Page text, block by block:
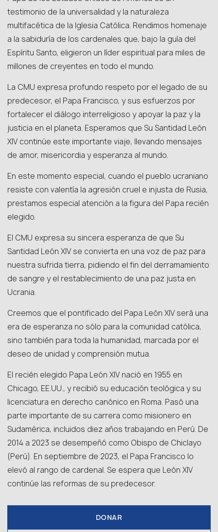
testimonio de la universalidad y la naturaleza
multifacética de la Iglesia Católica. Rendimos homenaje
a la sabiduría de los cardenales que, bajo la guía del
Espíritu Santo, eligieron un líder espiritual para miles de
millones de creyentes en todo el mundo.
La CMU expresa profundo respeto por el legado de su
predecesor, el Papa Francisco, y sus esfuerzos por
fortalecer el diálogo interreligioso y apoyar la paz y la
justicia en el planeta. Esperamos que Su Santidad León
XIV continúe este importante viaje, llevando mensajes
de amor, misericordia y esperanza al mundo.
En este momento especial, cuando el pueblo ucraniano
resiste con valentía la agresión cruel e injusta de Rusia,
prestamos especial atención a la figura del Papa recién
elegido.
El CMU expresa su sincera esperanza de que Su
Santidad León XIV se convierta en una voz de paz para
nuestra sufrida tierra, pidiendo el fin del derramamiento
de sangre y el restablecimiento de una paz justa en
Ucrania.
Creemos que el pontificado del Papa León XIV será una
era de esperanza no sólo para la comunidad católica,
sino también para toda la humanidad, marcada por el
deseo de unidad y comprensión mutua.
El recién elegido Papa León XIV nació en 1955 en
Chicago, EE.UU., y recibió su educación teológica y su
licenciatura en derecho canónico en Roma. Pasó una
parte importante de su carrera como misionero en
Sudamérica, incluidos diez años trabajando en Perú. De
2014 a 2023 se desempeñó como Obispo de Chiclayo
(Perú). En septiembre de 2023, el Papa Francisco lo
elevó al rango de cardenal. Se espera que León XIV
continúe las reformas de su predecesor.
DONAR